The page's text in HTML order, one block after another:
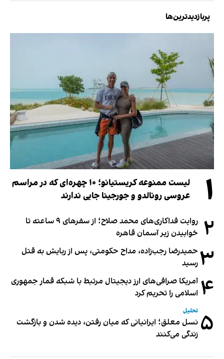
پربازدیدترین‌ها
۱
لیست ممنوعه کریستیانو؛ ۱۰ چهره‌ای که در مراسم
عروسی رونالدو و جورجینا جایی ندارند
۲
روایت فداکاری‌های محمد صلاح؛ از سفرهای ۹ ساعته تا
خوابیدن زیر آسمان قاهره
۳ حمیدرضا رجب‌زاده، مداح حکومتی، پس از ربایش به قتل
رسید
۴ آمریکا صرافی‌های ارز دیجیتال مرتبط با شبکه قمار جمهوری
اسلامی را تحریم کرد
۵ تحلیل
نسل معلق؛ ایرانیانی که میان رفتن، دیده شدن و بازگشت
زندگی می‌کنند